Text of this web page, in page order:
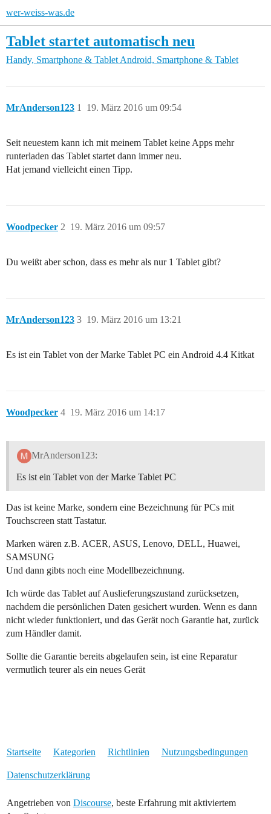
wer-weiss-was.de
Tablet startet automatisch neu
Handy, Smartphone & Tablet Android, Smartphone & Tablet
MrAnderson123 19. März 2016 um 09:54
1
Seit neuestem kann ich mit meinem Tablet keine Apps mehr
runterladen das Tablet startet dann immer neu.
Hat jemand vielleicht einen Tipp.
Woodpecker 19. März 2016 um 09:57
2
Du weißt aber schon, dass es mehr als nur 1 Tablet gibt?
MrAnderson123 19. März 2016 um 13:21
3
Es ist ein Tablet von der Marke Tablet PC ein Android 4.4 Kitkat
Woodpecker 19. März 2016 um 14:17
4
MrAnderson123:
Es ist ein Tablet von der Marke Tablet PC
Das ist keine Marke, sondern eine Bezeichnung für PCs mit
Touchscreen statt Tastatur.
Marken wären z.B. ACER, ASUS, Lenovo, DELL, Huawei,
SAMSUNG
Und dann gibts noch eine Modellbezeichnung.
Ich würde das Tablet auf Auslieferungszustand zurücksetzen,
nachdem die persönlichen Daten gesichert wurden. Wenn es dann
nicht wieder funktioniert, und das Gerät noch Garantie hat, zurück
zum Händler damit.
Sollte die Garantie bereits abgelaufen sein, ist eine Reparatur
vermutlich teurer als ein neues Gerät
Startseite Kategorien Richtlinien Nutzungsbedingungen
Datenschutzerklärung
Angetrieben von Discourse, beste Erfahrung mit aktiviertem